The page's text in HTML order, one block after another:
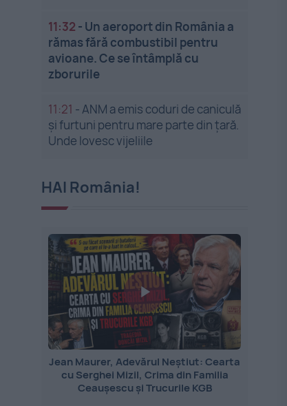
11:32 - Un aeroport din România a
rămas fără combustibil pentru
avioane. Ce se întâmplă cu
zborurile
11:21 -ANM a emis coduri de caniculă
și furtuni pentru mare parte din țară.
Unde lovesc vijeliile
HAI România!
Jean Maurer, Adevărul Neștiut: Cearta
cu Serghei Mizil, Crima din Familia
Ceaușescu și Trucurile KGB